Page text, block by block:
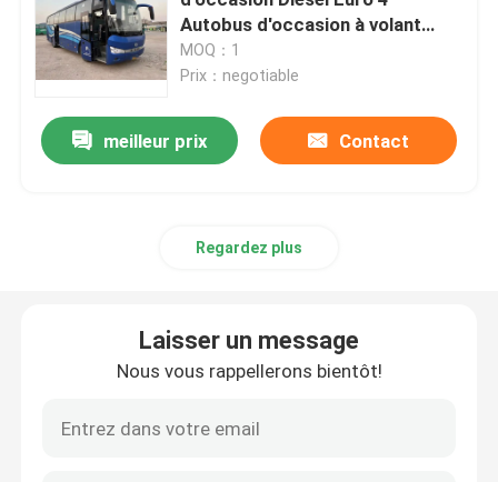
Autobus commerciaux d'occasion
Autobus à roulettes
Occasion Mini Bus
Autobus d'occasion à volant
gauche
MOQ：1
Prix：negotiable
meilleur prix Contact
Regardez plus
Laisser un message
Nous vous rappellerons bientôt!